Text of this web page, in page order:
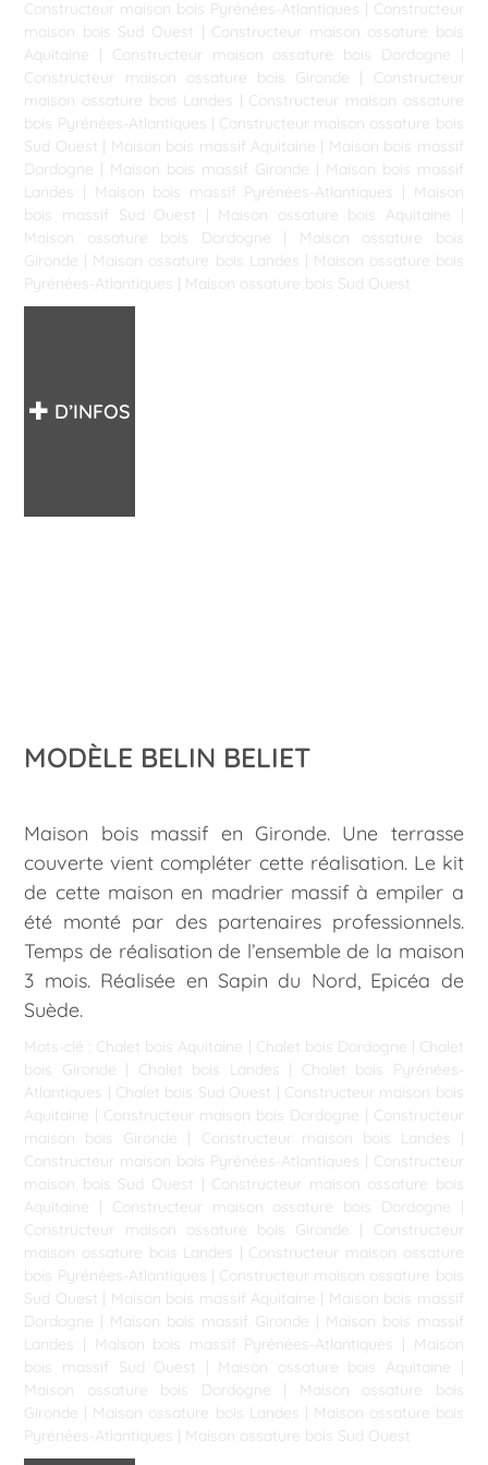
Constructeur maison bois Pyrénées-Atlantiques | Constructeur
maison bois Sud Ouest | Constructeur maison ossature bois
Aquitaine | Constructeur maison ossature bois Dordogne |
Constructeur maison ossature bois Gironde | Constructeur
maison ossature bois Landes | Constructeur maison ossature
bois Pyrénées-Atlantiques | Constructeur maison ossature bois
Sud Ouest | Maison bois massif Aquitaine | Maison bois massif
Dordogne | Maison bois massif Gironde | Maison bois massif
Landes | Maison bois massif Pyrénées-Atlantiques |
Maison
bois massif Sud Ouest
| Maison ossature bois Aquitaine |
Maison ossature bois Dordogne |
Maison ossature bois
Gironde | Maison ossature bois Landes | Maison ossature bois
Pyrénées-Atlantiques | Maison ossature bois Sud Ouest
D’INFOS
MODÈLE BELIN BELIET
Maison bois massif en Gironde. Une terrasse
couverte vient compléter cette réalisation. Le kit
de cette maison en madrier massif à empiler a
été monté par des partenaires professionnels.
Temps de réalisation de l’ensemble de la maison
3 mois. Réalisée en Sapin du Nord, Epicéa de
Suède.
Mots-clé : Chalet bois Aquitaine | Chalet bois Dordogne | Chalet
bois Gironde | Chalet bois Landes | Chalet bois Pyrénées-
Atlantiques | Chalet bois Sud Ouest | Constructeur maison bois
Aquitaine | Constructeur maison bois Dordogne | Constructeur
maison bois Gironde | Constructeur maison bois Landes |
Constructeur maison bois Pyrénées-Atlantiques | Constructeur
maison bois Sud Ouest | Constructeur maison ossature bois
Aquitaine | Constructeur maison ossature bois Dordogne |
Constructeur maison ossature bois Gironde | Constructeur
maison ossature bois Landes | Constructeur maison ossature
bois Pyrénées-Atlantiques | Constructeur maison ossature bois
Sud Ouest | Maison bois massif Aquitaine | Maison bois massif
Dordogne | Maison bois massif Gironde | Maison bois massif
Landes | Maison bois massif Pyrénées-Atlantiques |
Maison
bois massif Sud Ouest
| Maison ossature bois Aquitaine |
Maison ossature bois Dordogne |
Maison ossature bois
Gironde | Maison ossature bois Landes | Maison ossature bois
Pyrénées-Atlantiques | Maison ossature bois Sud Ouest